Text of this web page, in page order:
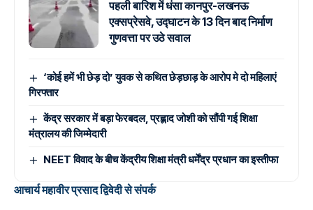
पहली बारिश में धंसा कानपुर-लखनऊ
एक्सप्रेसवे, उद्घाटन के 13 दिन बाद निर्माण
गुणवत्ता पर उठे सवाल
‘कोई हमें भी छेड़ दो’ युवक से कथित छेड़छाड़ के आरोप मे दो महिलाएं
गिरफ्तार
केंद्र सरकार में बड़ा फेरबदल, प्रह्लाद जोशी को सौंपी गई शिक्षा
मंत्रालय की जिम्मेदारी
NEET विवाद के बीच केंद्रीय शिक्षा मंत्री धर्मेंद्र प्रधान का इस्तीफा
आचार्य महावीर प्रसाद द्विवेदी से संपर्क